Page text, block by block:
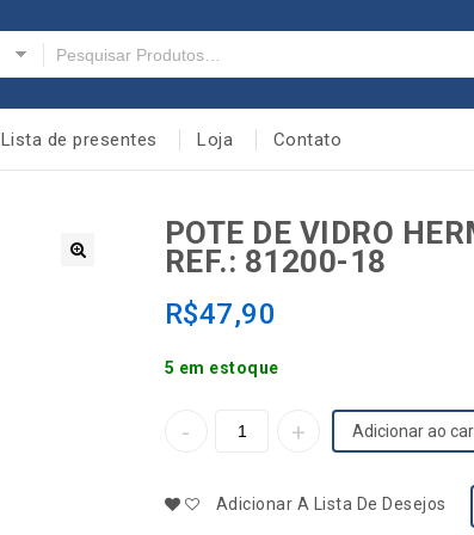
Lista de presentes Loja Contato
POTE DE VIDRO
REF.: 81200-18
R$47,90
5 em estoque
Adicionar ao
Adicionar A Lista De Desejos